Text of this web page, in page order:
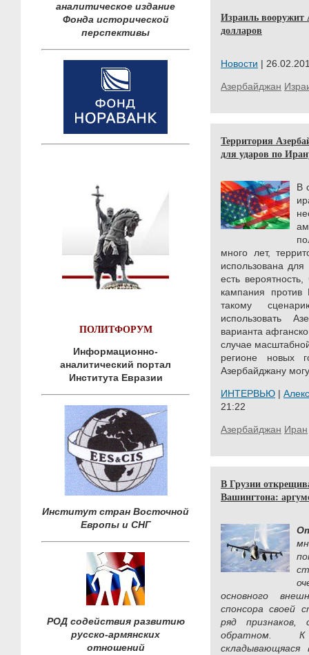
аналитическое издание
Фонда исторической
перспективы
ПОЛИТФОРУМ
Информационно-
аналитический портал
Института Евразии
Институт стран Восточной
Европы и СНГ
РОД содействия развитию
русско-армянских
отношений
Израиль вооружит
долларов
Новости |
Азербайджан
Территория
для ударов по
В
много лет,
использована
есть
кампания против
такому
использовать
варианта
случае
регионе новых
Азербайджану
ИНТЕРВЬЮ |
21:22
Азербайджан Иран
В Грузии
Вашингтона:
основного
спонсора своей
ряд признаков,
обратном. К